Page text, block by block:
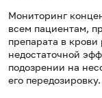
Мониторинг
всем пациентам,
препарата в
недостаточной
подозрении на
его передозировку.